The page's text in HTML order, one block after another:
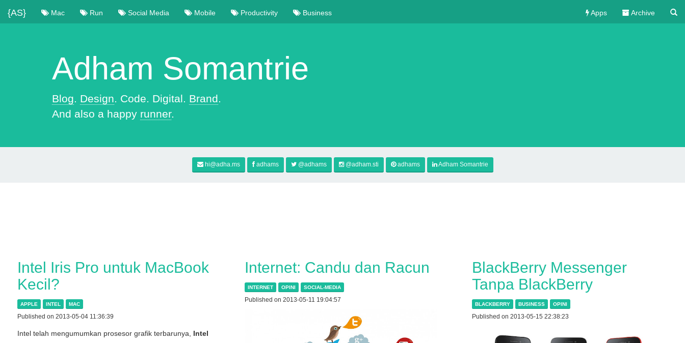
{AS} Mac Run Social Media Mobile Productivity Business Apps Archive
Adham Somantrie
Blog. Design. Code. Digital. Brand.
And also a happy runner.
hi@adha.ms adhams @adhams @adham.sti adhams Adham Somantrie
Intel Iris Pro untuk MacBook
Kecil?
APPLE INTEL MAC
Published on 2013-05-04 11:36:39
Intel telah mengumumkan prosesor grafik terbarunya, Intel
Internet: Candu dan Racun
INTERNET OPINI SOCIAL-MEDIA
Published on 2013-05-11 19:04:57
BlackBerry Messenger
Tanpa BlackBerry
BLACKBERRY BUSINESS OPINI
Published on 2013-05-15 22:38:23